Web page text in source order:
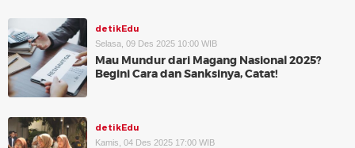
detikEdu
Selasa, 09 Des 2025 10:00 WIB
Mau Mundur dari Magang Nasional 2025?
Begini Cara dan Sanksinya, Catat!
detikEdu
Kamis, 04 Des 2025 17:00 WIB